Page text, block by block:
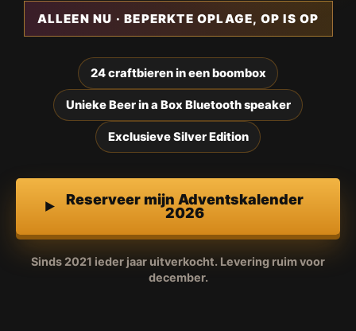
ALLEEN NU · BEPERKTE OPLAGE, OP IS OP
24 craftbieren in een boombox
Unieke Beer in a Box Bluetooth speaker
Exclusieve Silver Edition
Reserveer mijn Adventskalender
2026
Sinds 2021 ieder jaar uitverkocht. Levering ruim voor
december.